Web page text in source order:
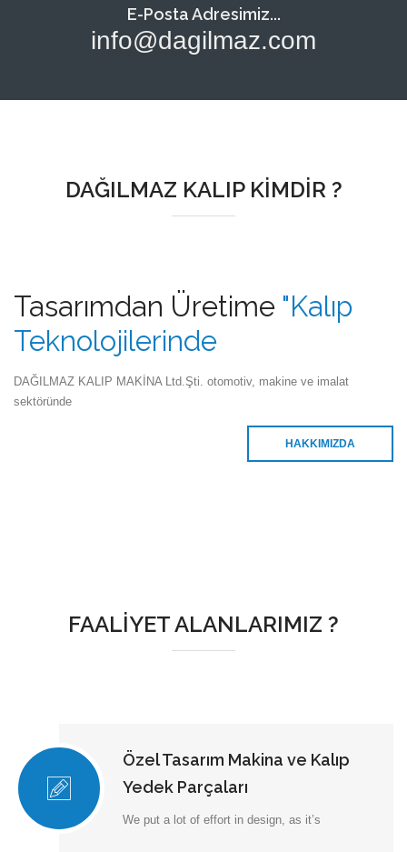
E-Posta Adresimiz...
info@dagilmaz.com
DAĞILMAZ KALIP KİMDİR ?
Tasarımdan Üretime "Kalıp
Teknolojilerinde
DAĞILMAZ KALIP MAKİNA Ltd.Şti. otomotiv, makine ve imalat
sektöründe
HAKKIMIZDA
FAALİYET ALANLARIMIZ ?
Özel Tasarım Makina ve Kalıp
Yedek Parçaları
We put a lot of effort in design, as it’s